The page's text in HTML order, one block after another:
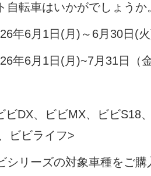
自転車はいかがでしょうか
年6月1日(月)～6月30日(
年6月1日(月)~7月31日（金
ビDX、ビビMX、ビビS18
ビビライフ>
シリーズの対象車種をご